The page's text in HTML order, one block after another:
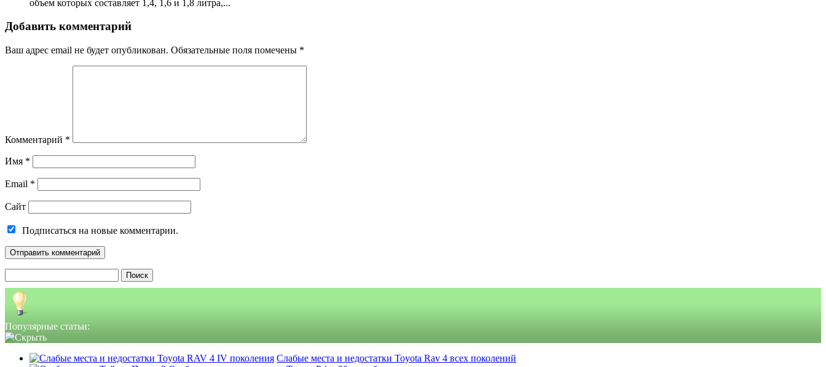
объем которых составляет 1,4, 1,6 и 1,8 литра,...
Добавить комментарий
Ваш адрес email не будет опубликован. Обязательные поля помечены *
Комментарий *
Имя *
Email *
Сайт
Подписаться на новые комментарии.
Популярные статьи:
Слабые места и недостатки Toyota Rav 4 всех поколений